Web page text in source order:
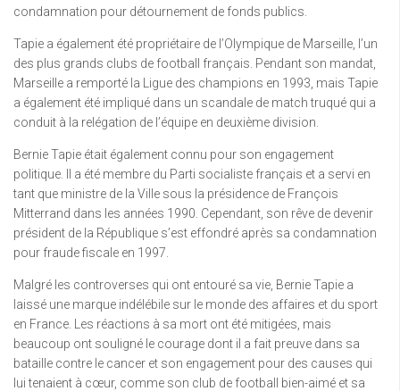
condamnation pour détournement de fonds publics.
Tapie a également été propriétaire de l’Olympique de Marseille, l’un
des plus grands clubs de football français. Pendant son mandat,
Marseille a remporté la Ligue des champions en 1993, mais Tapie
a également été impliqué dans un scandale de match truqué qui a
conduit à la relégation de l’équipe en deuxième division.
Bernie Tapie était également connu pour son engagement
politique. Il a été membre du Parti socialiste français et a servi en
tant que ministre de la Ville sous la présidence de François
Mitterrand dans les années 1990. Cependant, son rêve de devenir
président de la République s’est effondré après sa condamnation
pour fraude fiscale en 1997.
Malgré les controverses qui ont entouré sa vie, Bernie Tapie a
laissé une marque indélébile sur le monde des affaires et du sport
en France. Les réactions à sa mort ont été mitigées, mais
beaucoup ont souligné le courage dont il a fait preuve dans sa
bataille contre le cancer et son engagement pour des causes qui
lui tenaient à cœur, comme son club de football bien-aimé et sa